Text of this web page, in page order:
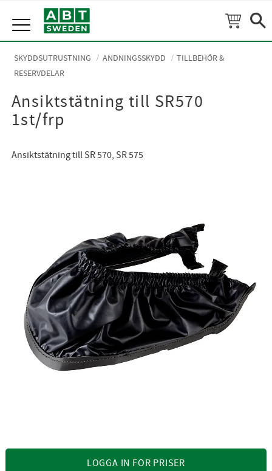
Meny
SKYDDSUTRUSTNING ANDNINGSSKYDD
TILLBEHÖR &
RESERVDELAR
Ansiktstätning till SR570
1st/frp
Ansiktstätning till SR 570, SR 575
LOGGA IN FÖR PRISER